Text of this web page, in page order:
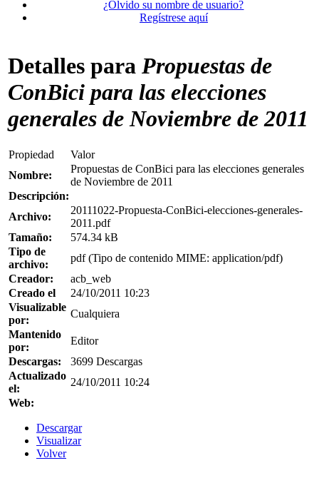
¿Olvido su nombre de usuario?
Regístrese aquí
Detalles para Propuestas de
ConBici para las elecciones
generales de Noviembre de 2011
Propiedad
Valor
Nombre:
Propuestas de ConBici para las elecciones generales
de Noviembre de 2011
Descripción:
Archivo:
20111022-Propuesta-ConBici-elecciones-generales-
2011.pdf
Tamaño:
574.34 kB
Tipo de
archivo:
pdf (Tipo de contenido MIME: application/pdf)
Creador:
acb_web
Creado el
24/10/2011 10:23
Visualizable
por:
Cualquiera
Mantenido
por:
Editor
Descargas:
3699 Descargas
Actualizado
el:
24/10/2011 10:24
Web:
Descargar
Visualizar
Volver